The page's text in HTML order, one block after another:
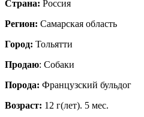
Страна: Россия
Регион: Самарская область
Город: Тольятти
Продаю: Собаки
Порода: Французский бульдог
Возраст: 12 г(лет). 5 мес.